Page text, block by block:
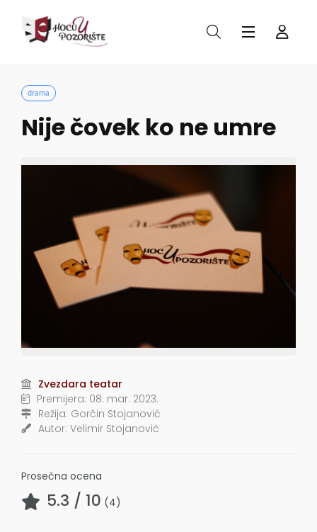
drama
Nije čovek ko ne umre
Zvezdara teatar
Premijera: 08. mar. 2023.
Režija: Gorčin Stojanović
Autor: Velimir Stojanović
Prosečna ocena
5.3 / 10 (4)